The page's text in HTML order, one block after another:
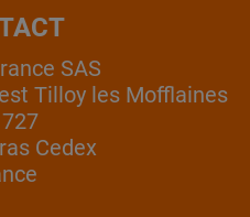
SAS
Tilloy les Mofflaines
Cedex